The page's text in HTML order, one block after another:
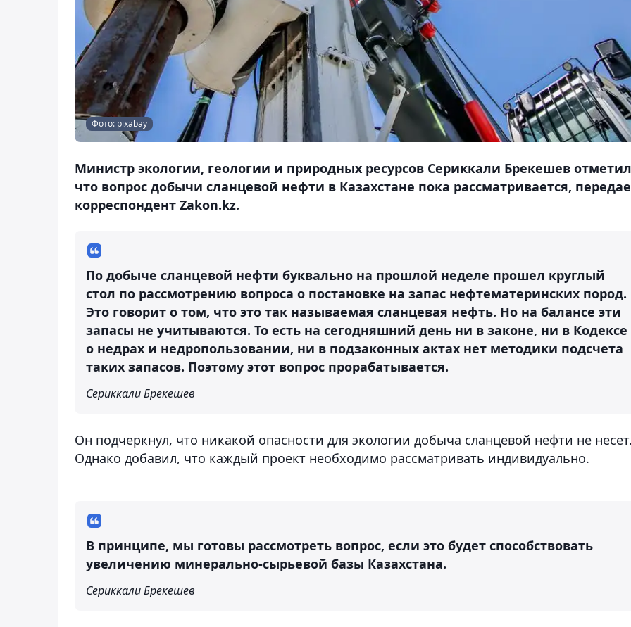
Фото: pixabay
Министр экологии, геологии и природных ресурсов Сериккали Брекешев
что вопрос добычи сланцевой нефти в Казахстане пока рассматривается,
корреспондент Zakon.kz.
По добыче сланцевой нефти буквально на прошлой неделе прошел круглый
стол по рассмотрению вопроса о постановке на запас нефтематеринских пород.
Это говорит о том, что это так называемая сланцевая нефть. Но на балансе эти
запасы не учитываются. То есть на сегодняшний день ни в законе, ни в Кодексе
о недрах и недропользовании, ни в подзаконных актах нет методики подсчета
таких запасов. Поэтому этот вопрос прорабатывается.
Сериккали Брекешев
Он подчеркнул, что никакой опасности для экологии добыча сланцевой нефти не
Однако добавил, что каждый проект необходимо рассматривать индивидуально.
В принципе, мы готовы рассмотреть вопрос, если это будет способствовать
увеличению минерально-сырьевой базы Казахстана.
Сериккали Брекешев